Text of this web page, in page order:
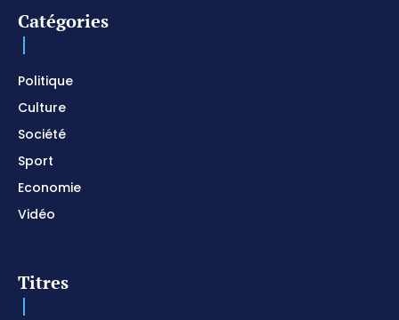
I SURRENDER / Soaking Worship Instrumental /
Catégories
Politique
Culture
Société
Sport
Economie
Vidéo
Titres